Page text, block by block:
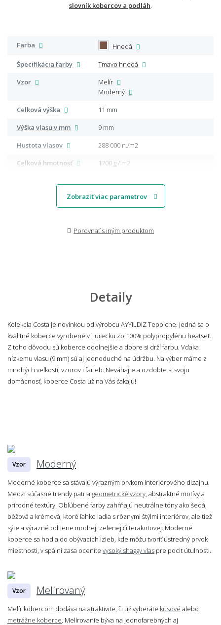
slovník kobercov a podláh
Farba
Hnedá
Špecifikácia farby
Tmavo hnedá
Vzor
Melír
Moderný
Celková výška
11 mm
Výška vlasu v mm
9 mm
Hustota vlasov
288 000 n./m2
Celková hmotnosť
1700 g / m2
Zobraziť viac parametrov
Porovnať s iným produktom
Detaily
Kolekcia Costa je novinkou od výrobcu AYYILDIZ Teppiche. Jedná sa o
kvalitné koberce vyrobené v Turecku zo 100% polypropylénu heatset.
Z toho dôvodu sú koberce odolnejšie a dobre si drží farbu. Vďaka
nízkemu vlasu (9 mm) sú aj jednoduché na údržbu. Na výber máme z
mnohých veľkostí, vzorov i farieb. Neváhajte a ozdobte si svoju
domácnosť, koberce Costa už na Vás čakajú!
Vzor Moderný
Moderné koberce sa stávajú výrazným prvkom interiérového dizajnu.
Medzi súčasné trendy patria geometrické vzory , abstraktné motívy a
prírodné textúry. Obľúbené farby zahŕňajú neutrálne tóny ako šedá,
béžová a krémová, ktoré ľahko ladia s rôznymi štýlmi interiérov, ale tiež
sýte a výrazné odtiene modrej, zelenej či terakotovej. Moderné
koberce sa hodia do obývacích izieb, kde môžu tvoriť ústredný prvok
miestnosti, v spálni zasa oceníte vysoký shaggy vlas pre pocit útulnosti.
Vzor Melírovaný
Melír kobercom dodáva na atraktivite, či už vyberáte kusové alebo
metrážne koberce . Melírovanie býva na jednofarebných aj